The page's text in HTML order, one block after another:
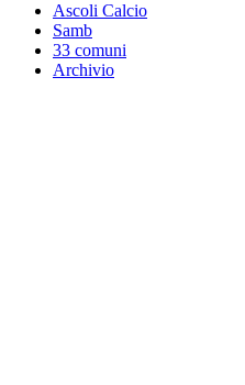
Ascoli Calcio
Samb
33 comuni
Archivio